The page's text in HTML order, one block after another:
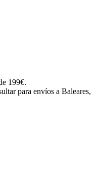
199€.
para envíos a Baleares,